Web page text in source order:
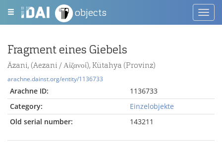
objects
Fragment eines Giebels
Äzani, (Aezani / Αἰζανοί), Kütahya (Provinz)
arachne.dainst.org/entity/1136733
Arachne ID:
1136733
Category:
Einzelobjekte
Old serial number:
143211